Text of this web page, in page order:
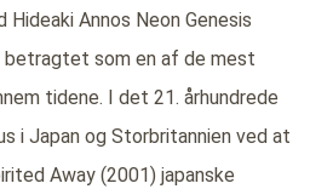
Hideaki Annos Neon Genesis
betragtet som en af de mest
tidene. I det 21. århundrede
i Japan og Storbritannien ved at
Away (2001) japanske